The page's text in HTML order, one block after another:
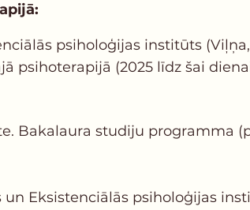
psiholoģijas institūts
psihoterapijā (2025 līdz šai
Bakalaura studiju programma
Eksistenciālās psiholoģijas